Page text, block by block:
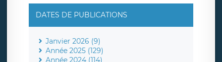
DATES DE PUBLICATIONS
Janvier 2026 (9)
Année 2025 (129)
Année 2024 (114)